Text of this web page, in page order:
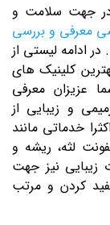
در جهت سلامت و
معرفی و بررسی
ادامه لیستی از
کلینیک های
عزیزان معرفی
و زیبایی از
خدماتی مانند
لثه، ریشه و
زیبایی نیز جهت
کردن و مرتب